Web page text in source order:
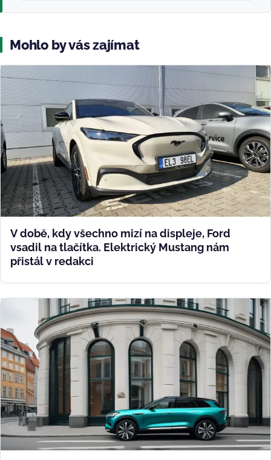
Mohlo by vás zajímat
V době, kdy všechno mizí na displeje, Ford
vsadil na tlačítka. Elektrický Mustang nám
přistál v redakci